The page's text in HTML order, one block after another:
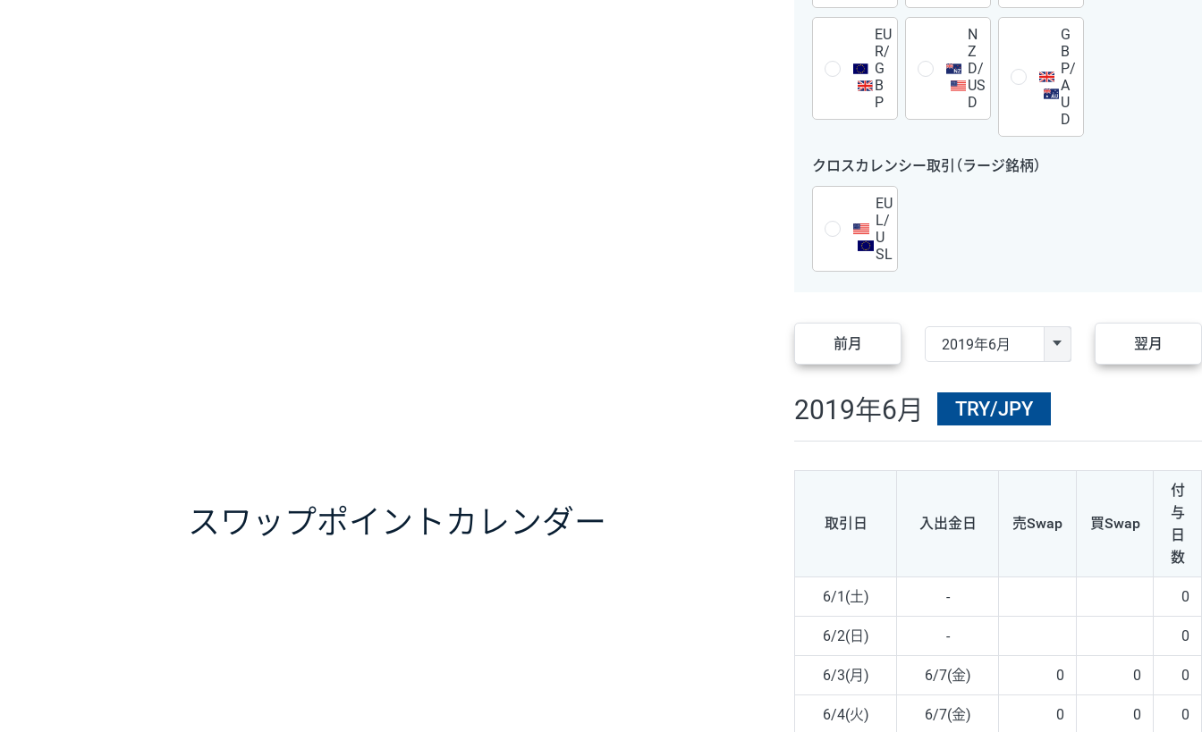
スワップポイント カレンダー
EU
R/
G
B
P
N
Z
D/
US
D
G
B
P/
A
U
D
クロスカレンシー取引（ラージ銘柄）
EU
L/
U
SL
前月 翌月
2019年6月 TRY/JPY
取引日 入出金日 売Swap 買Swap
付
与
日
数
6/1(土) - 0
6/2(日) - 0
6/3(月) 6/7(金) 0 0 0
6/4(火) 6/7(金) 0 0 0